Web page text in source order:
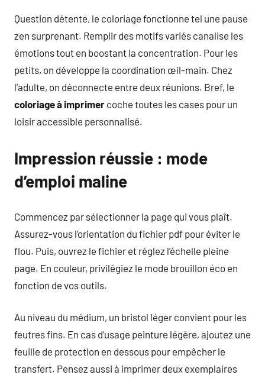
Question détente, le coloriage fonctionne tel une pause
zen surprenant. Remplir des motifs variés canalise les
émotions tout en boostant la concentration. Pour les
petits, on développe la coordination œil-main. Chez
l’adulte, on déconnecte entre deux réunions. Bref, le
coloriage à imprimer coche toutes les cases pour un
loisir accessible personnalisé.
Impression réussie : mode
d’emploi maline
Commencez par sélectionner la page qui vous plaît.
Assurez-vous l’orientation du fichier pdf pour éviter le
flou. Puis, ouvrez le fichier et réglez l’échelle pleine
page. En couleur, privilégiez le mode brouillon éco en
fonction de vos outils.
Au niveau du médium, un bristol léger convient pour les
feutres fins. En cas d’usage peinture légère, ajoutez une
feuille de protection en dessous pour empêcher le
transfert. Pensez aussi à imprimer deux exemplaires